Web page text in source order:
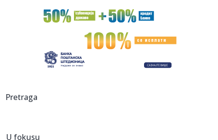
17:26:Partizanov protivnik odložio utakmicu
Ruski mediji o poseti Zelenskog: Nije bilo reči o vojnoj
17:25:Uspelo potapanje barži: Blok 2 nuklearke Černavoda radi
Cvetković odlazi u ...
Pretraga
U fokusu